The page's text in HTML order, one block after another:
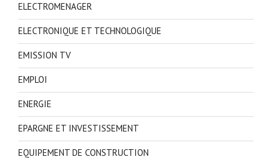
ELECTROMENAGER
ELECTRONIQUE ET TECHNOLOGIQUE
EMISSION TV
EMPLOI
ENERGIE
EPARGNE ET INVESTISSEMENT
EQUIPEMENT DE CONSTRUCTION